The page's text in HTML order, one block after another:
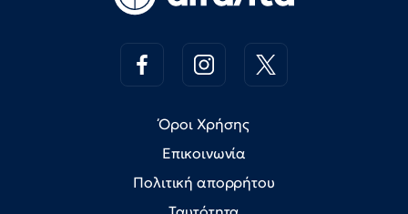
Όροι Χρήσης
Επικοινωνία
Πολιτική απορρήτου